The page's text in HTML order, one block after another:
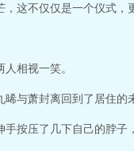
这不仅仅是一个仪式
相视一笑。
与萧封离回到了居住的
按压了几下自己的脖子